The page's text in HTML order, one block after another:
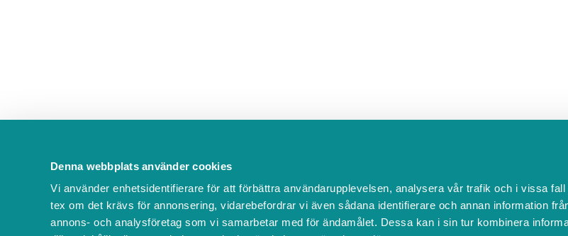
Denna webbplats använder cookies
Vi använder enhetsidentifierare för att förbättra användarupplevelsen, analysera vår trafik och i vissa
tex om det krävs för annonsering, vidarebefordrar vi även sådana identifierare och annan information
annons- och analysföretag som vi samarbetar med för ändamålet. Dessa kan i sin tur kombinera